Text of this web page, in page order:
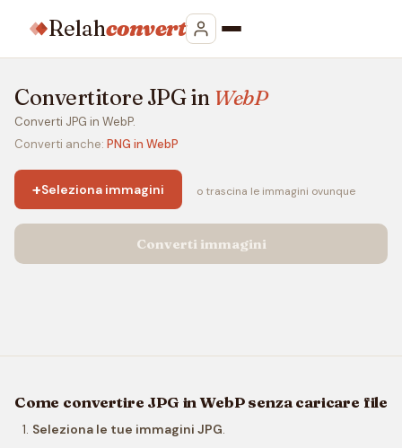
Relahconvert
Convertitore JPG in WebP
Converti JPG in WebP.
Converti anche: PNG in WebP
+Seleziona immagini o trascina le immagini ovunque
Converti immagini
Come convertire JPG in WebP senza caricare file
Seleziona le tue immagini JPG.